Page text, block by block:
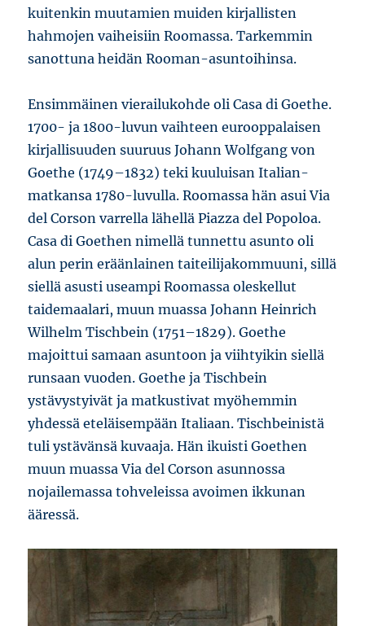
kuitenkin muutamien muiden kirjallisten
hahmojen vaiheisiin Roomassa. Tarkemmin
sanottuna heidän Rooman-asuntoihinsa.
Ensimmäinen vierailukohde oli Casa di Goethe.
1700- ja 1800-luvun vaihteen eurooppalaisen
kirjallisuuden suuruus Johann Wolfgang von
Goethe (1749–1832) teki kuuluisan Italian-
matkansa 1780-luvulla. Roomassa hän asui Via
del Corson varrella lähellä Piazza del Popoloa.
Casa di Goethen nimellä tunnettu asunto oli
alun perin eräänlainen taiteilijakommuuni, sillä
siellä asusti useampi Roomassa oleskellut
taidemaalari, muun muassa Johann Heinrich
Wilhelm Tischbein (1751–1829). Goethe
majoittui samaan asuntoon ja viihtyikin siellä
runsaan vuoden. Goethe ja Tischbein
ystävystyivät ja matkustivat myöhemmin
yhdessä eteläisempään Italiaan. Tischbeinistä
tuli ystävänsä kuvaaja. Hän ikuisti Goethen
muun muassa Via del Corson asunnossa
nojailemassa tohveleissa avoimen ikkunan
ääressä.